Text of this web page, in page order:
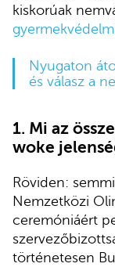
kiskorúak
Nyugaton
és válasz a
1. Mi az
woke
Röviden:
Nemzetközi
ceremóniáért
történetesen